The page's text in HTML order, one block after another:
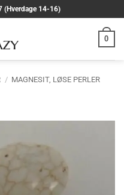
(Hverdage 14-16)
0
/ MAGNESIT, LØSE PERLER